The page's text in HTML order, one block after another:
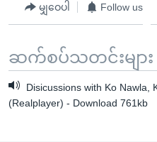
နေရာ
ရန်
မျှဝေပါ Follow us
ဆက်စပ်သတင်းများ
Disicussions with Ko Nawla,
(Realplayer) - Download 761kb